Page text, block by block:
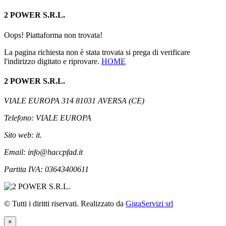
2 POWER S.R.L.
Oops! Piattaforma non trovata!
La pagina richiesta non è stata trovata si prega di verificare
l'indirizzo digitato e riprovare. HOME
2 POWER S.R.L.
VIALE EUROPA 314 81031 AVERSA (CE)
Telefono: VIALE EUROPA
Sito web: it.
Email: info@haccpfad.it
Partita IVA: 03643400611
© Tutti i diritti riservati. Realizzato da GigaServizi srl
×